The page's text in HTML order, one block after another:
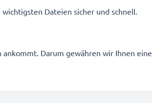
Dateien sicher und schnell.
Darum gewähren wir Ihnen eine